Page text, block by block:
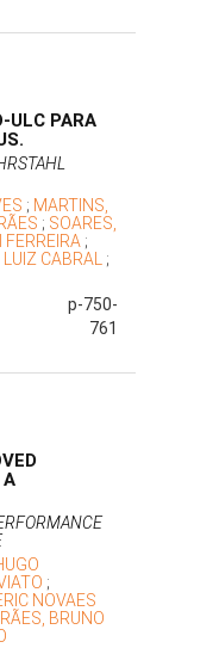
ULC PARA
; MARTINS,
; SOARES,
FERREIRA ;
LUIZ CABRAL ;
p-750-
761
A
;
NOVAES
BRUNO